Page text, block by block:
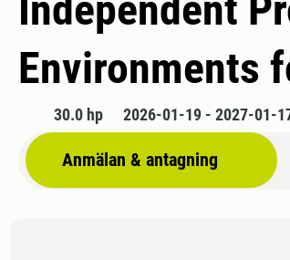
Environments
30.0 hp 2026-01-19 - 2027-01-
Anmälan & antagning